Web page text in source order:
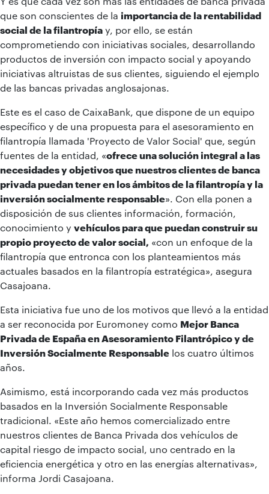
que son conscientes de la importancia de la rentabilidad
social de la filantropía y, por ello, se están
comprometiendo con iniciativas sociales, desarrollando
productos de inversión con impacto social y apoyando
iniciativas altruistas de sus clientes, siguiendo el ejemplo
de las bancas privadas anglosajonas.
Este es el caso de CaixaBank, que dispone de un equipo
específico y de una propuesta para el asesoramiento en
filantropía llamada 'Proyecto de Valor Social' que, según
fuentes de la entidad, «ofrece una solución integral a las
necesidades y objetivos que nuestros clientes de banca
privada puedan tener en los ámbitos de la filantropía y la
inversión socialmente responsable». Con ella ponen a
disposición de sus clientes información, formación,
conocimiento y vehículos para que puedan construir su
propio proyecto de valor social, «con un enfoque de la
filantropía que entronca con los planteamientos más
actuales basados en la filantropía estratégica», asegura
Casajoana.
Esta iniciativa fue uno de los motivos que llevó a la entidad
a ser reconocida por Euromoney como Mejor Banca
Privada de España en Asesoramiento Filantrópico y de
Inversión Socialmente Responsable los cuatro últimos
años.
Asimismo, está incorporando cada vez más productos
basados en la Inversión Socialmente Responsable
tradicional. «Este año hemos comercializado entre
nuestros clientes de Banca Privada dos vehículos de
capital riesgo de impacto social, uno centrado en la
eficiencia energética y otro en las energías alternativas»,
informa Jordi Casajoana.